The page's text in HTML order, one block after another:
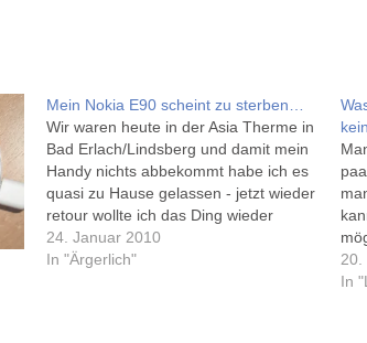
Mein Nokia E90 scheint zu sterben…
Wir waren heute in der Asia Therme in
Bad Erlach/Lindsberg und damit mein
Handy nichts abbekommt habe ich es
quasi zu Hause gelassen - jetzt wieder
retour wollte ich das Ding wieder
einschalten und siehe da, mein Nokia
E90 bleibt nach dem Einschalten auf
24. Januar 2010
In "Ärgerlich"
20.
In